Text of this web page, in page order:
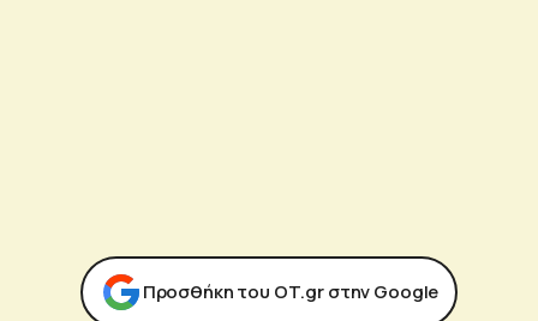
Προσθήκη του ΟΤ.gr στην Google